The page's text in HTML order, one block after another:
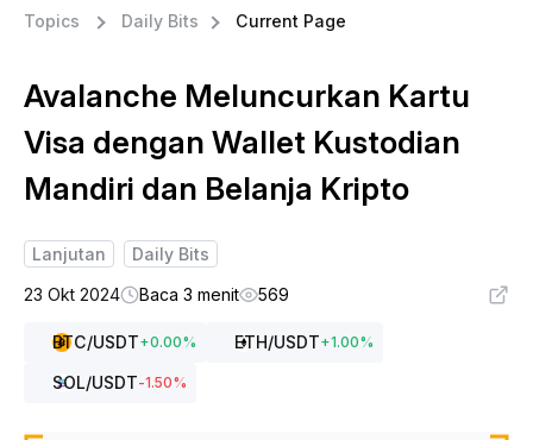
Topics Daily Bits Current Page
Avalanche Meluncurkan Kartu
Visa dengan Wallet Kustodian
Mandiri dan Belanja Kripto
Lanjutan
Daily Bits
23 Okt 2024
Baca 3 menit 569
BTC/USDT+0.00% ETH/USDT+1.00%
SOL/USDT-1.50%